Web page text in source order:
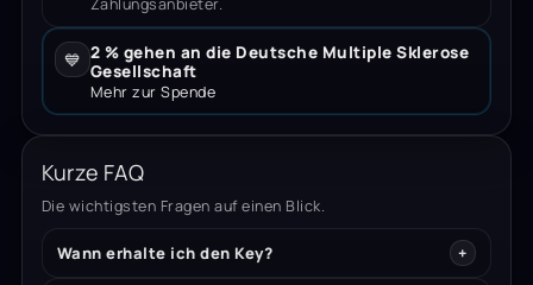
Zahlungsanbieter.
💙 2 % gehen an die Deutsche Multiple Sklerose
Gesellschaft
Mehr zur Spende
Kurze FAQ
Die wichtigsten Fragen auf einen Blick.
Wann erhalte ich den Key?